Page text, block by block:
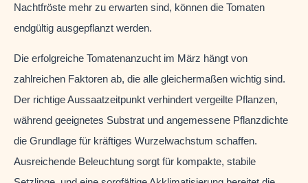
Nachtfröste mehr zu erwarten sind, können die Tomaten
endgültig ausgepflanzt werden.
Die erfolgreiche Tomatenanzucht im März hängt von
zahlreichen Faktoren ab, die alle gleichermaßen wichtig sind.
Der richtige Aussaatzeitpunkt verhindert vergeilte Pflanzen,
während geeignetes Substrat und angemessene Pflanzdichte
die Grundlage für kräftiges Wurzelwachstum schaffen.
Ausreichende Beleuchtung sorgt für kompakte, stabile